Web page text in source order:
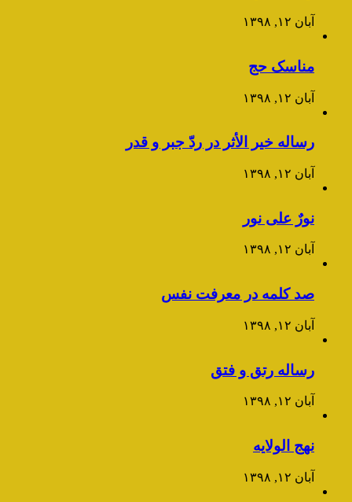
آبان ۱۲, ۱۳۹۸
مناسک حج
آبان ۱۲, ۱۳۹۸
رساله خیر الأثر در ردّ جبر و قدر
آبان ۱۲, ۱۳۹۸
نورٌ علی نور
آبان ۱۲, ۱۳۹۸
صد کلمه در معرفت نفس
آبان ۱۲, ۱۳۹۸
رساله رتق و فتق
آبان ۱۲, ۱۳۹۸
نهج الولایه
آبان ۱۲, ۱۳۹۸